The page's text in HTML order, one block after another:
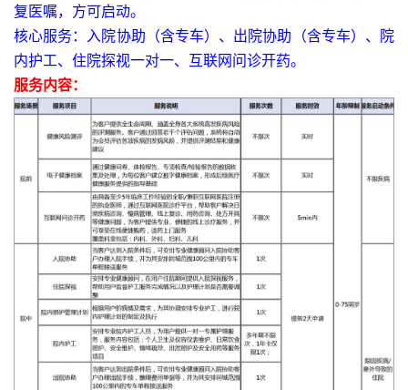
复医嘱，方可启动。
核心服务：入院协助（含专车）、出院协助（含专车）、院
内护工、住院探视一对一、互联网问诊开药。
服务内容：